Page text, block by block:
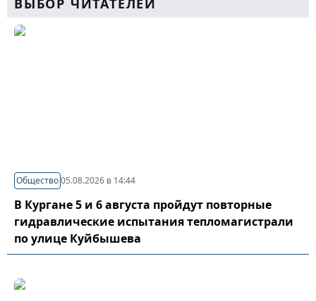
ВЫБОР ЧИТАТЕЛЕЙ
Общество05.08.2026 в 14:44
В Кургане 5 и 6 августа пройдут повторные
гидравлические испытания тепломагистрали
по улице Куйбышева